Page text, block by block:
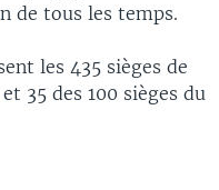
de tous les temps.
les 435 sièges de
35 des 100 sièges du